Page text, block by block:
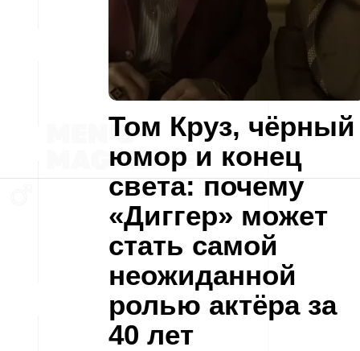
Том Круз, чёрный
юмор и конец
света: почему
«Диггер» может
стать самой
неожиданной
ролью актёра за
40 лет